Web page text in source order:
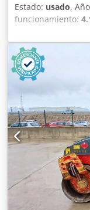
Estado: usado,
funcionamiento:
Eb Nofx Abzeck
Ubicación: El
compactación
modelo BW216 D5
y un solo tambor
compactador se
trabajo,
apisonamiento
medianas, en
de transporte
El rodillo
de 15.990 kg. y
PRECIO A
Diámetro de
250 l Amplitud: